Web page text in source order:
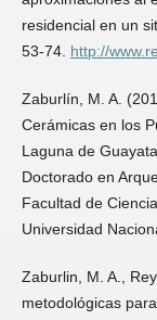
residencial en un
53-74. http://
Zaburlín, M. A.
Cerámicas en los
Laguna de
Doctorado en
Facultad de
Universidad
Zaburlin, M. A.,
metodológicas